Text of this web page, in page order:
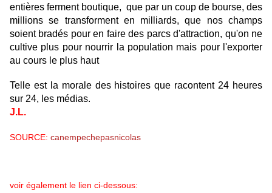
entières ferment boutique, que par un coup de bourse, des
millions se transforment en milliards, que nos champs
soient bradés pour en faire des parcs d'attraction, qu'on ne
cultive plus pour nourrir la population mais pour l'exporter
au cours le plus haut
Telle est la morale des histoires que racontent 24 heures
sur 24, les médias.
J.L.
SOURCE: canempechepasnicolas
voir également le lien ci-dessous: